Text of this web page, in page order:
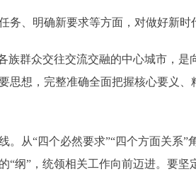
、明确新要求等方面，对做好新时
群众交往交流交融的中心城市，是
思想，完整准确全面把握核心要义
“四个必然要求”“四个方面关系”
纲”，统领相关工作向前迈进。要